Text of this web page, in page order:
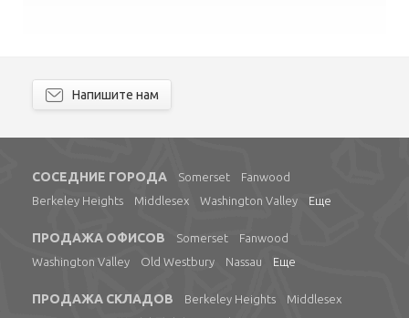
Напишите нам
СОСЕДНИЕ ГОРОДА Somerset
Fanwood
Berkeley Heights
Middlesex Washington Valley Еще
ПРОДАЖА ОФИСОВ Somerset
Fanwood
Washington Valley
Old Westbury Nassau Еще
ПРОДАЖА СКЛАДОВ Berkeley Heights
Middlesex